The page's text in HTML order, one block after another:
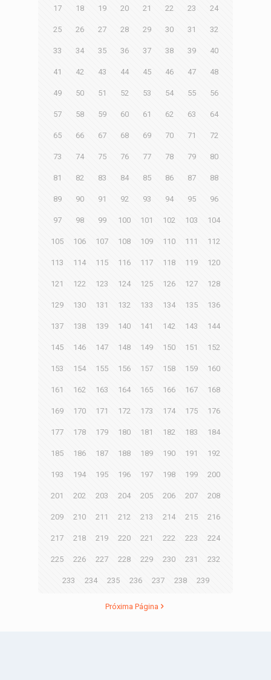
17 18 19 20 21 22 23 24
25 26 27 28 29 30 31 32
33 34 35 36 37 38 39 40
41 42 43 44 45 46 47 48
49 50 51 52 53 54 55 56
57 58 59 60 61 62 63 64
65 66 67 68 69 70 71 72
73 74 75 76 77 78 79 80
81 82 83 84 85 86 87 88
89 90 91 92 93 94 95 96
97 98 99 100 101 102 103 104
105 106 107 108 109 110 111 112
113 114 115 116 117 118 119 120
121 122 123 124 125 126 127 128
129 130 131 132 133 134 135 136
137 138 139 140 141 142 143 144
145 146 147 148 149 150 151 152
153 154 155 156 157 158 159 160
161 162 163 164 165 166 167 168
169 170 171 172 173 174 175 176
177 178 179 180 181 182 183 184
185 186 187 188 189 190 191 192
193 194 195 196 197 198 199 200
201 202 203 204 205 206 207 208
209 210 211 212 213 214 215 216
217 218 219 220 221 222 223 224
225 226 227 228 229 230 231 232
233 234 235 236 237 238 239
Próxima Página